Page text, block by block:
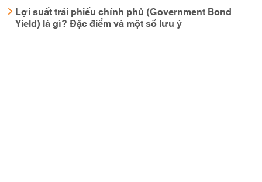
Lợi suất trái phiếu chính phủ (Government Bond
Yield) là gì? Đặc điểm và một số lưu ý